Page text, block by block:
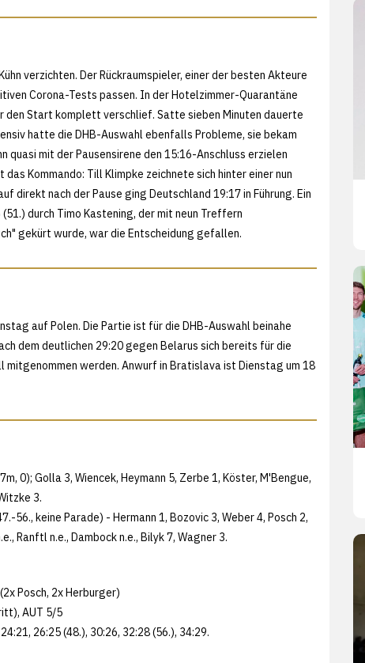
verzichten. Der Rückraumspieler, einer der besten Akteure
Corona-Tests passen. In der Hotelzimmer-Quarantäne
den Start komplett verschlief. Satte sieben Minuten dauerte
hatte die DHB-Auswahl ebenfalls Probleme, sie bekam
quasi mit der Pausensirene den 15:16-Anschluss erzielen
Kommando: Till Klimpke zeichnete sich hinter einer nun
direkt nach der Pause ging Deutschland 19:17 in Führung. Ein
durch Timo Kastening, der mit neun Treffern
gekürt wurde, war die Entscheidung gefallen.
auf Polen. Die Partie ist für die DHB-Auswahl beinahe
dem deutlichen 29:20 gegen Belarus sich bereits für die
werden. Anwurf in Bratislava ist Dienstag um 18
0); Golla 3, Wiencek, Heymann 5, Zerbe 1, Köster, M'Bengue,
3.
56., keine Parade) - Hermann 1, Bozovic 3, Weber 4, Posch 2,
Ranftl n.e., Dambock n.e., Bilyk 7, Wagner 3.
Posch, 2x Herburger)
AUT 5/5
26:25 (48.), 30:26, 32:28 (56.), 34:29.